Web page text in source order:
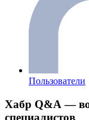
Пользователи
Хабр Q&A —
специалистов